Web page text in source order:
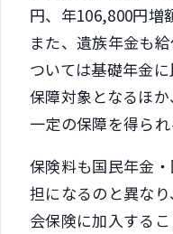
円、年106,800円増
また、遺族年金も
ついては基礎年金
保障対象となるほ
一定の保障を得られ
保険料も国民年金
担になるのと異な
会保険に加入する